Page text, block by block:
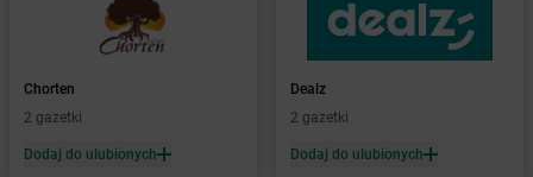
Barcin
Barczewo
Bardo
Żabka Barlinek
Żabka Barniewice
Żabka Bartąg
Chorten
2 gazetki
Dodaj do ulubionych
Dealz
2 gazetki
Dodaj do ulubionych